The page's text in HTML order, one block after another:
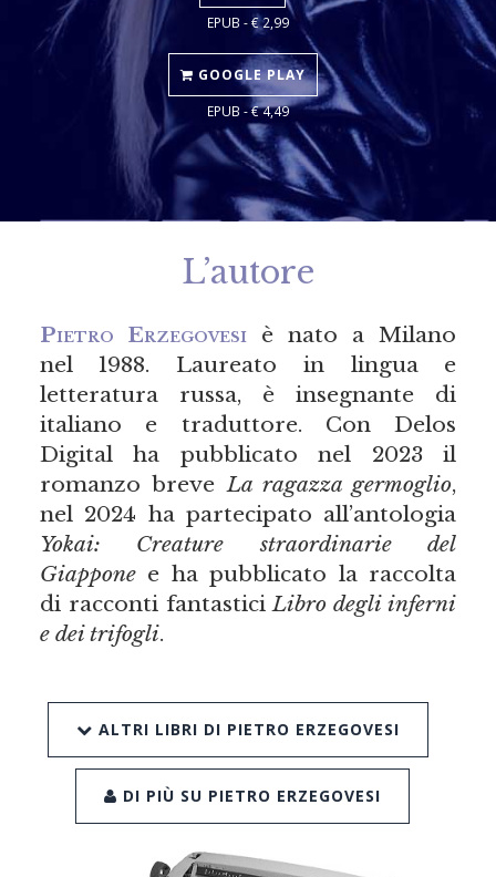
EPUB - € 2,99
GOOGLE PLAY
EPUB - € 4,49
L’autore
Pietro Erzegovesiè nato a Milano
nel 1988. Laureato in lingua e
letteratura russa, è insegnante di
italiano e traduttore. Con Delos
Digital ha pubblicato nel 2023 il
romanzo breveLa ragazza germoglio,
nel 2024 ha partecipato all’antologia
Yokai: Creature straordinarie del
Giapponee ha pubblicato la raccolta
di racconti fantasticiLibro degli inferni
e dei trifogli.
ALTRI LIBRI DI PIETRO ERZEGOVESI
DI PIÙ SU PIETRO ERZEGOVESI